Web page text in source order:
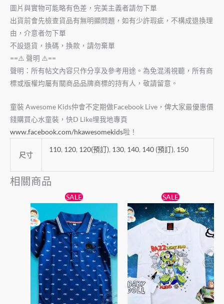
圖片與實物可能略有色差，完美主義者請勿下單
出貨前會先檢查貨品有無明顯問題，如有少許瑕疵，不構成退換理
由，介意者勿下單
不設退貨，換碼，換款，請勿棄單
==⚠️ 聲明 ⚠️==
聲明：所有帖文內容只作分享及參考用途。為免混淆視聽，所有商
標或版權均屬有關商品品牌商標的持有人，敬請留意。
童裝 Awesome Kids仲會不定期做Facebook Live，俾大家最優惠價
錢購買心水童裝，快D Like埋我地專頁
www.facebook.com/hkawesomekids啦！
尺寸
110, 120, 120(預訂), 130, 140, 140 (預訂), 150
相關商品
SALE
始
價
格：
$50。
目
前
價
格：
$39。
品
有
多
種
款
式。
可
SALE
始
價
格：
$55。
目
前
價
格：
$50。
產
品
有
種
款
式。
可